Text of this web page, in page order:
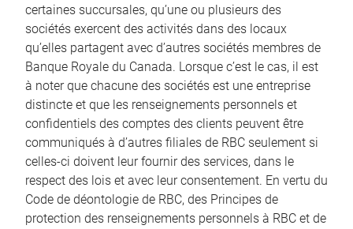
certaines succursales, qu’une ou plusieurs des
sociétés exercent des activités dans des locaux
qu’elles partagent avec d’autres sociétés membres de
Banque Royale du Canada. Lorsque c’est le cas, il est
à noter que chacune des sociétés est une entreprise
distincte et que les renseignements personnels et
confidentiels des comptes des clients peuvent être
communiqués à d’autres filiales de RBC seulement si
celles-ci doivent leur fournir des services, dans le
respect des lois et avec leur consentement. En vertu du
Code de déontologie de RBC, des Principes de
protection des renseignements personnels à RBC et de